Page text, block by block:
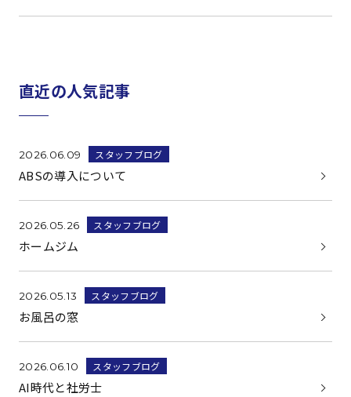
直近の人気記事
2026.06.09 スタッフブログ
ABSの導入について
2026.05.26 スタッフブログ
ホームジム
2026.05.13 スタッフブログ
お風呂の窓
2026.06.10 スタッフブログ
AI時代と社労士